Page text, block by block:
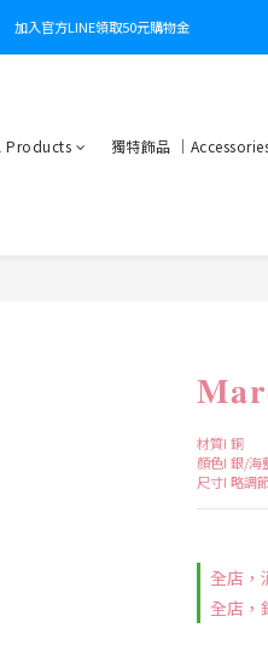
加入官方LINE領取50元購物金
Products 獨特飾品 ｜
材質I 銅
顏色I 銀/海
尺寸I 略調
全店，
全店，